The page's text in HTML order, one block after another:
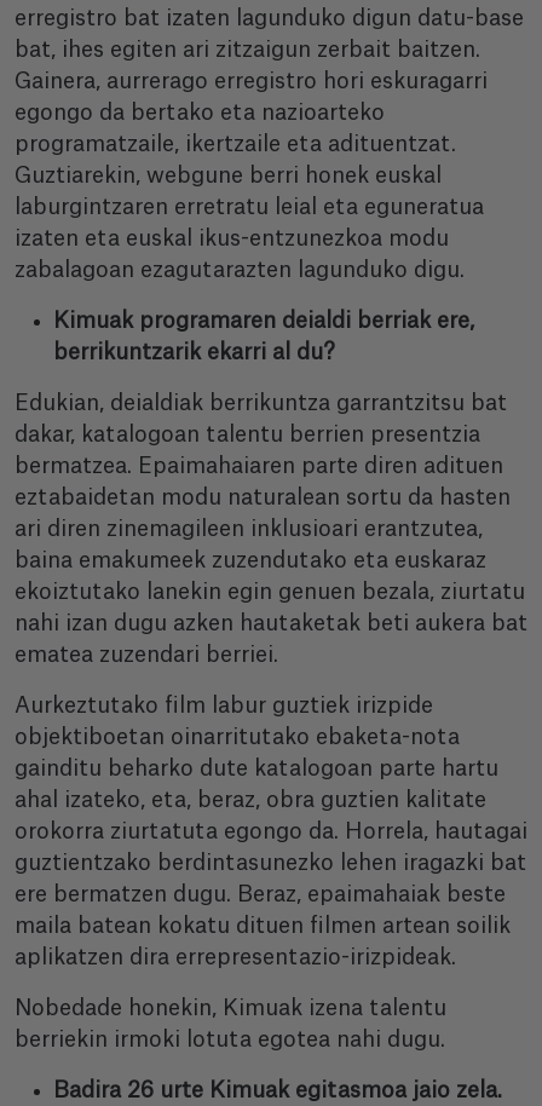
erregistro bat izaten lagunduko digun datu-base
bat, ihes egiten ari zitzaigun zerbait baitzen.
Gainera, aurrerago erregistro hori eskuragarri
egongo da bertako eta nazioarteko
programatzaile, ikertzaile eta adituentzat.
Guztiarekin, webgune berri honek euskal
laburgintzaren erretratu leial eta eguneratua
izaten eta euskal ikus-entzunezkoa modu
zabalagoan ezagutarazten lagunduko digu.
Kimuak programaren deialdi berriak ere,
berrikuntzarik ekarri al du?
Edukian, deialdiak berrikuntza garrantzitsu bat
dakar, katalogoan talentu berrien presentzia
bermatzea. Epaimahaiaren parte diren adituen
eztabaidetan modu naturalean sortu da hasten
ari diren zinemagileen inklusioari erantzutea,
baina emakumeek zuzendutako eta euskaraz
ekoiztutako lanekin egin genuen bezala, ziurtatu
nahi izan dugu azken hautaketak beti aukera bat
ematea zuzendari berriei.
Aurkeztutako film labur guztiek irizpide
objektiboetan oinarritutako ebaketa-nota
gainditu beharko dute katalogoan parte hartu
ahal izateko, eta, beraz, obra guztien kalitate
orokorra ziurtatuta egongo da. Horrela, hautagai
guztientzako berdintasunezko lehen iragazki bat
ere bermatzen dugu. Beraz, epaimahaiak beste
maila batean kokatu dituen filmen artean soilik
aplikatzen dira errepresentazio-irizpideak.
Nobedade honekin, Kimuak izena talentu
berriekin irmoki lotuta egotea nahi dugu.
Badira 26 urte Kimuak egitasmoa jaio zela.